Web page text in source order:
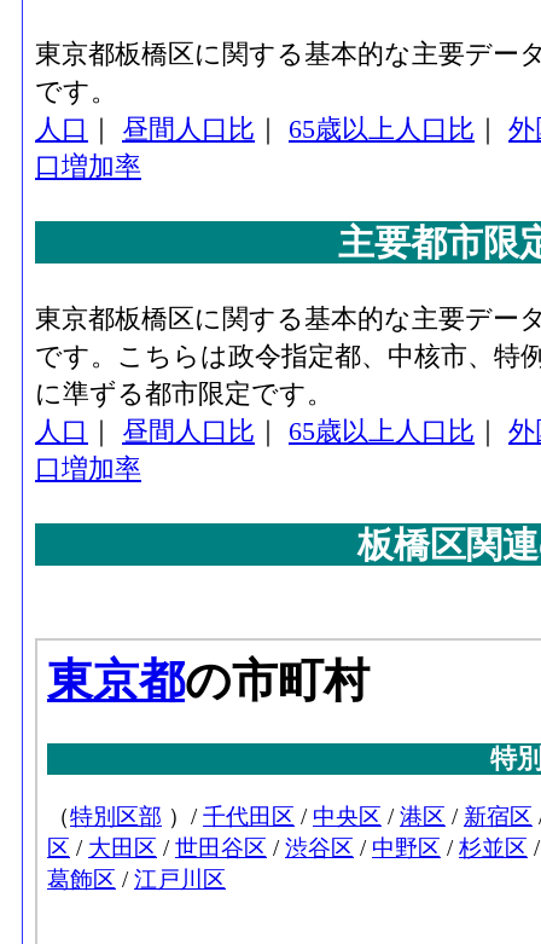
東京都板橋区に関する基本的な主要デ
です。
人口
昼間人口比 65歳以上人口比
外
口増加率
主要都市限
東京都板橋区に関する基本的な主要デ
です。こちらは政令指定都、中核市、特
に準ずる都市限定です。
人口 ｜ 昼間人口比 ｜ 65歳以上人口比 ｜ 外
口増加率
板橋区関